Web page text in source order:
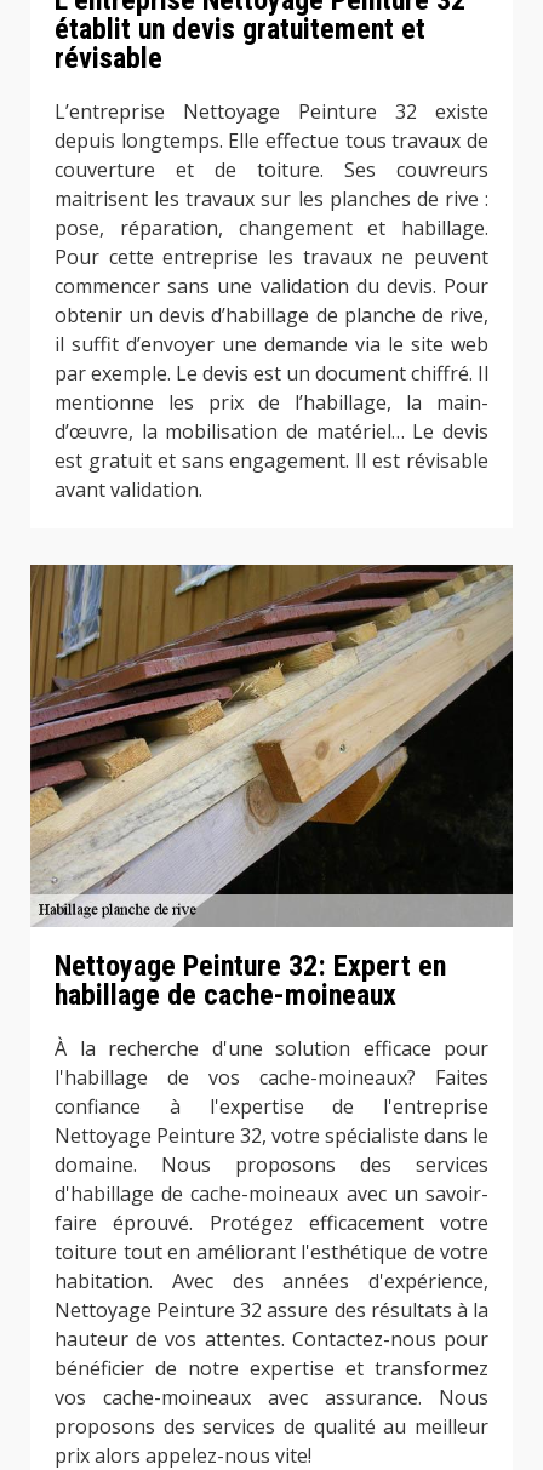
établit un devis gratuitement et
révisable
L’entreprise Nettoyage Peinture 32 existe
depuis longtemps. Elle effectue tous travaux de
couverture et de toiture. Ses couvreurs
maitrisent les travaux sur les planches de rive :
pose, réparation, changement et habillage.
Pour cette entreprise les travaux ne peuvent
commencer sans une validation du devis. Pour
obtenir un devis d’habillage de planche de rive,
il suffit d’envoyer une demande via le site web
par exemple. Le devis est un document chiffré. Il
mentionne les prix de l’habillage, la main-
d’œuvre, la mobilisation de matériel… Le devis
est gratuit et sans engagement. Il est révisable
avant validation.
Nettoyage Peinture 32: Expert en
habillage de cache-moineaux
À la recherche d'une solution efficace pour
l'habillage de vos cache-moineaux? Faites
confiance à l'expertise de l'entreprise
Nettoyage Peinture 32, votre spécialiste dans le
domaine. Nous proposons des services
d'habillage de cache-moineaux avec un savoir-
faire éprouvé. Protégez efficacement votre
toiture tout en améliorant l'esthétique de votre
habitation. Avec des années d'expérience,
Nettoyage Peinture 32 assure des résultats à la
hauteur de vos attentes. Contactez-nous pour
bénéficier de notre expertise et transformez
vos cache-moineaux avec assurance. Nous
proposons des services de qualité au meilleur
prix alors appelez-nous vite!